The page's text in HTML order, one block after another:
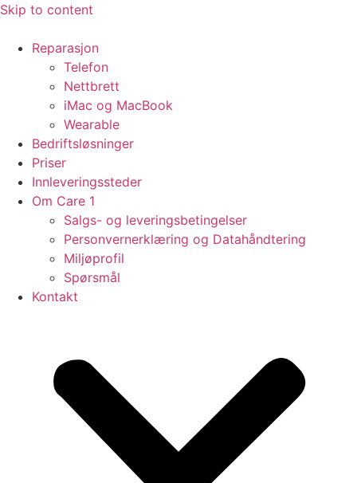
Skip to content
Reparasjon
Telefon
Nettbrett
iMac og MacBook
Wearable
Bedriftsløsninger
Priser
Innleveringssteder
Om Care 1
Salgs- og leveringsbetingelser
Personvernerklæring og Datahåndtering
Miljøprofil
Spørsmål
Kontakt